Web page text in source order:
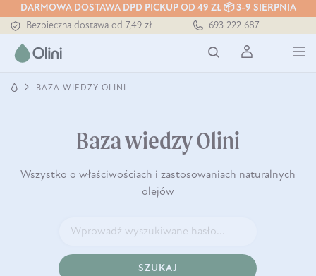
DARMOWA DOSTAWA DPD PICKUP OD 49 ZŁ 📦 3-9 SIERPNIA
Bezpieczna dostawa od 7,49 zł
Darmowa dostawa od 199 zł
693 222 687
BAZA WIEDZY OLINI
Baza wiedzy Olini
Wszystko o właściwościach i zastosowaniach naturalnych
olejów
SZUKAJ